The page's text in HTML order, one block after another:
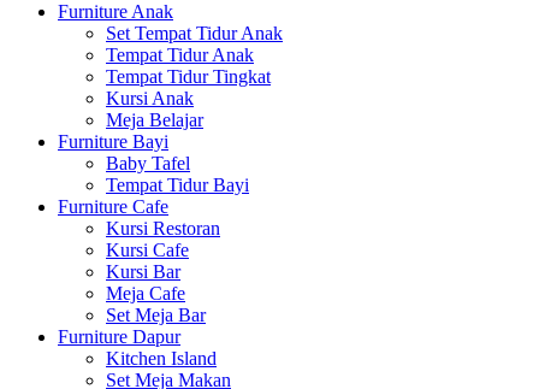
Furniture Anak
Set Tempat Tidur Anak
Tempat Tidur Anak
Tempat Tidur Tingkat
Kursi Anak
Meja Belajar
Furniture Bayi
Baby Tafel
Tempat Tidur Bayi
Furniture Cafe
Kursi Restoran
Kursi Cafe
Kursi Bar
Meja Cafe
Set Meja Bar
Furniture Dapur
Kitchen Island
Set Meja Makan